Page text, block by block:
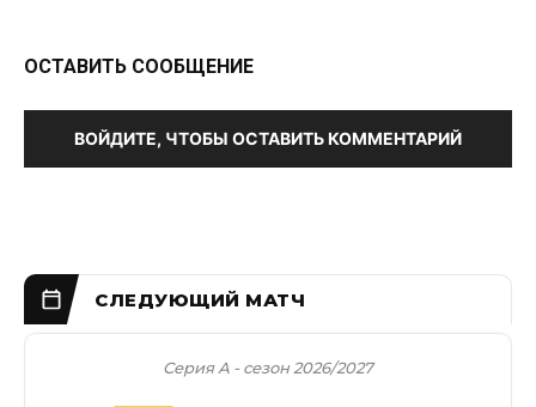
ОСТАВИТЬ СООБЩЕНИЕ
ВОЙДИТЕ, ЧТОБЫ ОСТАВИТЬ КОММЕНТАРИЙ
Серия А - сезон 2026/2027